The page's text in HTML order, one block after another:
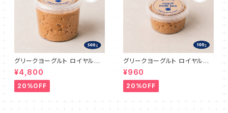
グリークヨーグルト ロイヤルミ
ルクティ 500g
¥4,800
20%OFF
グリークヨーグルト ロイヤルミ
ルクティ 100g
¥960
20%OFF